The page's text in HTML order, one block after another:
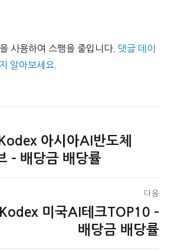
사용하여 스팸을 줄입니다. 댓글 데이
알아보세요.
아시아AI반도체
– 배당금 배당률
다음
미국AI테크TOP10 –
배당금 배당률